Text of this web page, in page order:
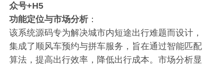
众号+H5
功能定位与市场分析：
该系统源码专为解决城市内短途出行难题而设计，
集成了顺风车预约与拼车服务，旨在通过智能匹配
算法，提高出行效率，降低出行成本。市场分析显